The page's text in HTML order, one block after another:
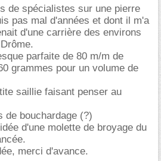
de spécialistes sur une pierre
pas mal d'années et dont il m'a
d'une carrière des environs
parfaite de 80 m/m de
grammes pour un volume de
saillie faisant penser au
de bouchardage (?)
d'une molette de broyage du
merci d'avance.